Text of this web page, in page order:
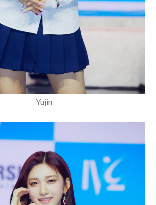
Yujin